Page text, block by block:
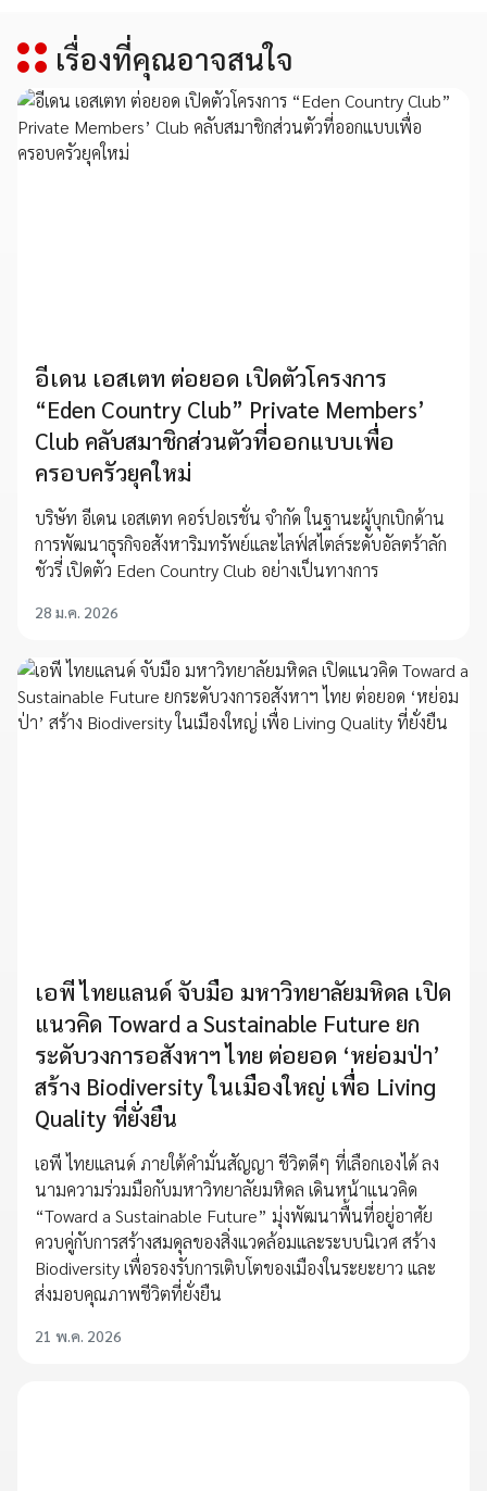
เรื่องที่คุณอาจสนใจ
อีเดน เอสเตท ต่อยอด เปิดตัวโครงการ
“Eden Country Club” Private Members’
Club คลับสมาชิกส่วนตัวที่ออกแบบเพื่อ
ครอบครัวยุคใหม่
บริษัท อีเดน เอสเตท คอร์ปอเรชั่น จํากัด ในฐานะผู้บุกเบิกด้าน
การพัฒนาธุรกิจอสังหาริมทรัพย์และไลฟ์สไตล์ระดับอัลตร้าลัก
ชัวรี่ เปิดตัว Eden Country Club อย่างเป็นทางการ
28 ม.ค. 2026
เอพี ไทยแลนด์ จับมือ มหาวิทยาลัยมหิดล เปิด
แนวคิด Toward a Sustainable Future ยก
ระดับวงการอสังหาฯ ไทย ต่อยอด ‘หย่อมป่า’
สร้าง Biodiversity ในเมืองใหญ่ เพื่อ Living
Quality ที่ยั่งยืน
เอพี ไทยแลนด์ ภายใต้คำมั่นสัญญา ชีวิตดีๆ ที่เลือกเองได้ ลง
นามความร่วมมือกับมหาวิทยาลัยมหิดล เดินหน้าแนวคิด
“Toward a Sustainable Future” มุ่งพัฒนาพื้นที่อยู่อาศัย
ควบคู่กับการสร้างสมดุลของสิ่งแวดล้อมและระบบนิเวศ สร้าง
Biodiversity เพื่อรองรับการเติบโตของเมืองในระยะยาว และ
ส่งมอบคุณภาพชีวิตที่ยั่งยืน
21 พ.ค. 2026